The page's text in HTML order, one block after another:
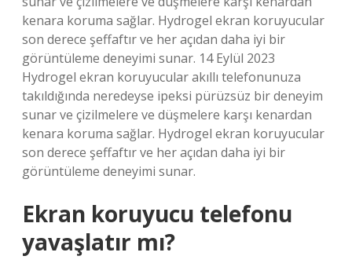
kenara koruma sağlar. Hydrogel ekran koruyucular
son derece şeffaftır ve her açıdan daha iyi bir
görüntüleme deneyimi sunar. 14 Eylül 2023
Hydrogel ekran koruyucular akıllı telefonunuza
takıldığında neredeyse ipeksi pürüzsüz bir deneyim
sunar ve çizilmelere ve düşmelere karşı kenardan
kenara koruma sağlar. Hydrogel ekran koruyucular
son derece şeffaftır ve her açıdan daha iyi bir
görüntüleme deneyimi sunar.
Ekran koruyucu telefonu
yavaşlatır mı?